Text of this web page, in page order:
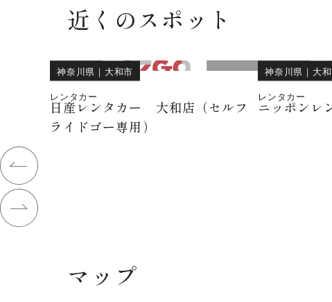
近くのスポット
神奈川県 ｜ 大和市
レンタカー
日産レンタカー 大和店（セルフ
ライドゴー専用）
神奈川県 ｜ 大
レンタカー
ニッポン
マップ